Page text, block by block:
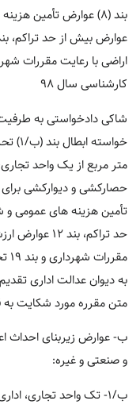
کارشناسی سال ۹۸
شاکی دادخواستی به
حد تراکم،
به دیوان عدالت اداری
متن مقرره مورد شکایت به
ب- عوارض زیربنای احداث
و صنعتی و غیره:
ب/۱- تک واحد تجاری، اداری و صنعتی